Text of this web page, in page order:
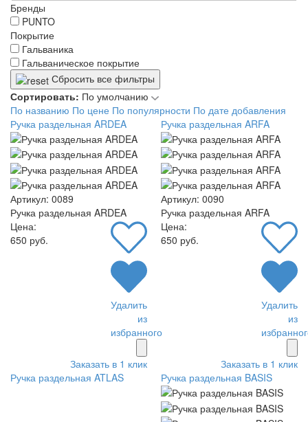
Бренды
PUNTO
Покрытие
Гальваника
Гальваническое покрытие
Сбросить все фильтры
Сортировать: По умолчанию
По названию По цене По популярности По дате добавления
Ручка раздельная ARDEA
Артикул: 0089
Ручка раздельная ARDEA
Цена:
650 руб.
Удалить
из
избранного
Заказать в 1 клик
Ручка раздельная ARFA
Артикул: 0090
Ручка раздельная ARFA
Цена:
650 руб.
Удалить
из
Заказать в 1 клик
Ручка раздельная ATLAS
Ручка раздельная BASIS